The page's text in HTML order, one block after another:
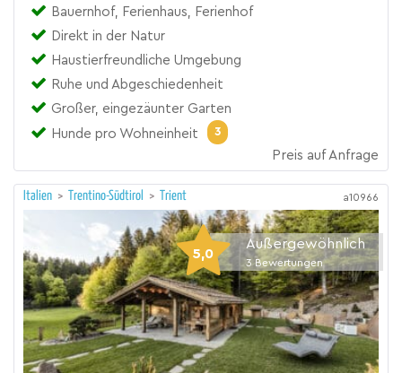
Bauernhof, Ferienhaus, Ferienhof
Direkt in der Natur
Haustierfreundliche Umgebung
Ruhe und Abgeschiedenheit
Großer, eingezäunter Garten
Hunde pro Wohneinheit
3
Preis auf Anfrage
Italien > Trentino-Südtirol > Trient a10966
5,0
Außergewöhnlich
3 Bewertungen